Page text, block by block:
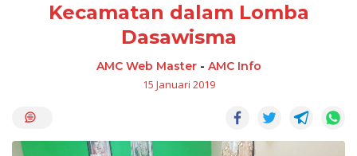
Kecamatan dalam Lomba
Dasawisma
AMC Web Master- AMC Info
15 Januari 2019